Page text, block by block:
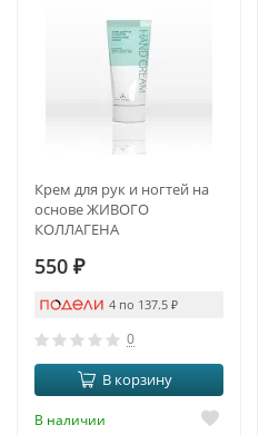
Крем для рук и ногтей на
основе ЖИВОГО
КОЛЛАГЕНА
550 ₽
4 по 137.5 ₽
0
В корзину
В наличии